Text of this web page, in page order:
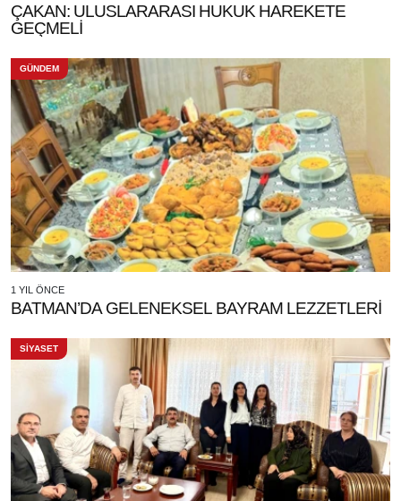
ÇAKAN: ULUSLARARASI HUKUK HAREKETE
GEÇMELİ
GÜNDEM
1 YIL ÖNCE
BATMAN’DA GELENEKSEL BAYRAM LEZZETLERİ
SİYASET